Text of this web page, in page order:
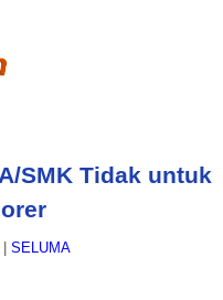
SMK Tidak untuk
SELUMA